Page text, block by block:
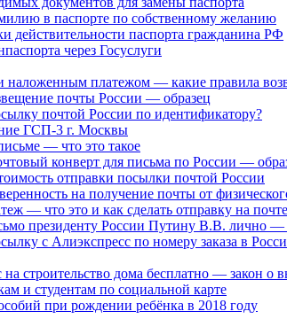
в паспорте по собственному желанию
действительности паспорта гражданина РФ
через Госуслуги
наложенным платежом — какие правила
почты России — образец
почтой России по идентификатору?
ГСП-3 г. Москвы
— что это такое
конверт для письма по России —
отправки посылки почтой России
на получение почты от
— что это и как сделать отправку на
президенту России Путину В.В. лично —
с Алиэкспресс по номеру заказа в
на строительство дома бесплатно — закон о
и студентам по социальной карте
при рождении ребёнка в 2018 году